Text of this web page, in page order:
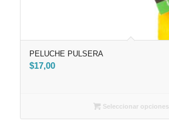
PELUCHE PULSERA
$17,00
Seleccionar opciones